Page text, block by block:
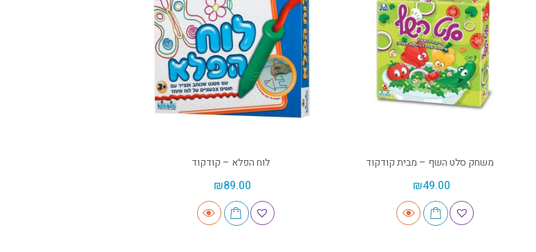
משחק סלט השף – מבית קודקוד
₪49.00
לוח הפלא – קודקוד
₪89.00